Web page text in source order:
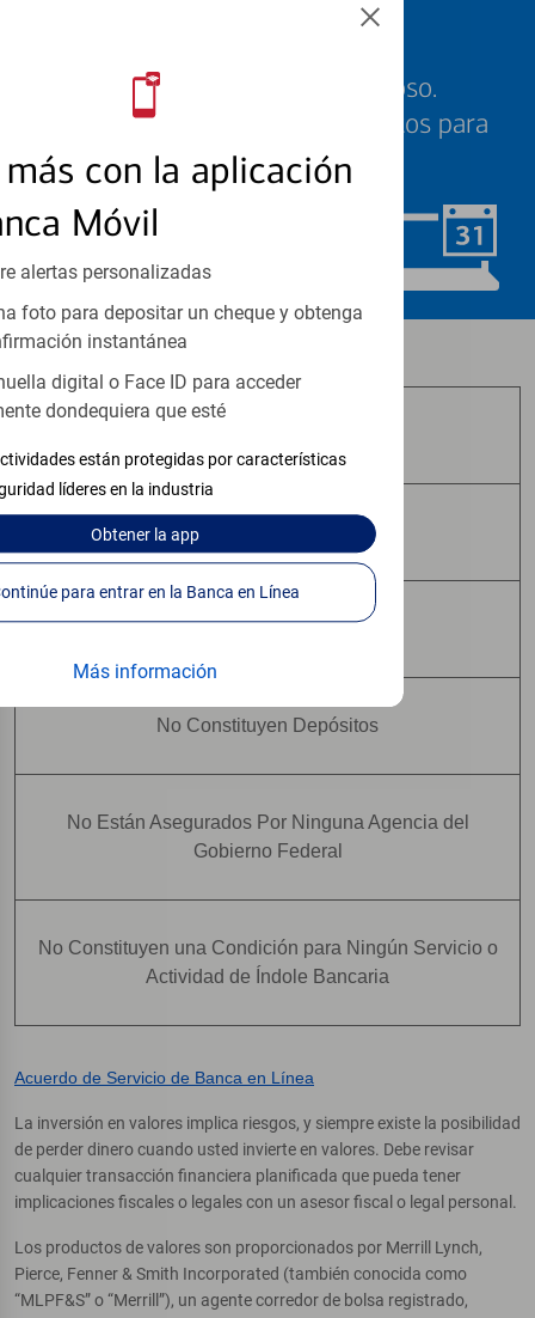
con la aplicación
Móvil
alertas personalizadas
foto para depositar un cheque y obtenga
instantánea
digital o Face ID para acceder
dondequiera que esté
están protegidas por características
líderes en la industria
Obtenerla app
Continúe para entrar en la Banca en Línea
Más información
Sabemos que su tiempo es valioso.
Nuestros especialistas están listos para
ayudarle cuando quiera.
Los productos de inversión y seguros:
No Tienen Garantía Bancaria
Pueden Perder Valor
No Constituyen Depósitos
No Están Asegurados Por Ninguna Agencia del
Gobierno Federal
No Constituyen una Condición para Ningún Servicio o
Actividad de Índole Bancaria
Acuerdo de Servicio de Banca en Línea
La inversión en valores implica riesgos, y siempre existe la posibilidad
de perder dinero cuando usted invierte en valores. Debe revisar
cualquier transacción financiera planificada que pueda tener
implicaciones fiscales o legales con un asesor fiscal o legal personal.
Los productos de valores son proporcionados por Merrill Lynch,
Pierce, Fenner & Smith Incorporated (también conocida como
“MLPF&S” o “Merrill”), un agente corredor de bolsa registrado,